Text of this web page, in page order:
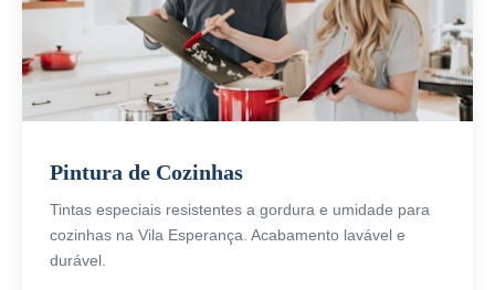
Pintura de Cozinhas
Tintas especiais resistentes a gordura e umidade para
cozinhas na Vila Esperança. Acabamento lavável e
durável.